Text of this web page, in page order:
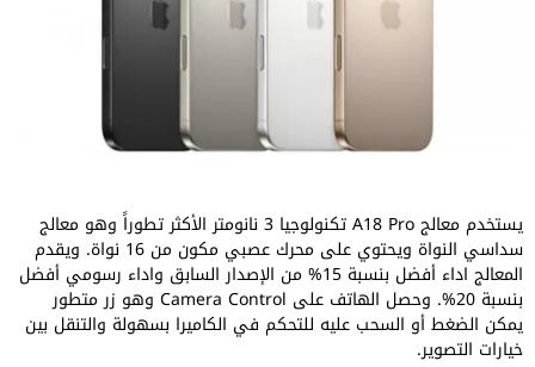
يستخدم معالج A18 Pro تكنولوجيا 3 نانومتر الأكثر تطوراً وهو معالج
سداسي النواة ويحتوي على محرك عصبي مكون من 16 نواة. ويقدم
المعالج اداء أفضل بنسبة 15% من الإصدار السابق واداء رسومي أفضل
بنسبة 20%. وحصل الهاتف على Camera Control وهو زر متطور
يمكن الضغط أو السحب عليه للتحكم في الكاميرا بسهولة والتنقل بين
خيارات التصوير.